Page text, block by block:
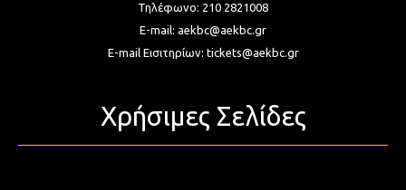
Τηλέφωνο: 210 2821008
E-mail: aekbc@aekbc.gr
E-mail Εισιτηρίων: tickets@aekbc.gr
Χρήσιμες Σελίδες